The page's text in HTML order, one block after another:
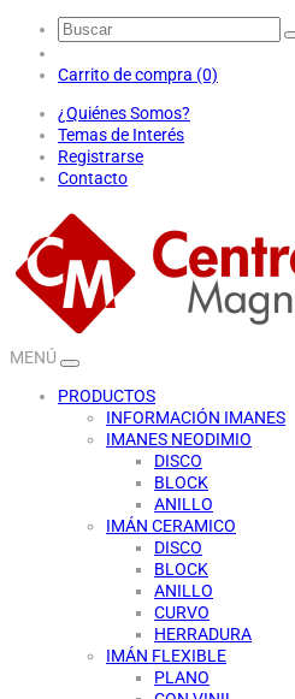
Carrito de compra (0)
¿Quiénes Somos?
Temas de Interés
Registrarse
Contacto
MENÚ
PRODUCTOS
INFORMACIÓN IMANES
IMANES NEODIMIO
DISCO
BLOCK
ANILLO
IMÁN CERAMICO
DISCO
BLOCK
ANILLO
CURVO
HERRADURA
IMÁN FLEXIBLE
PLANO